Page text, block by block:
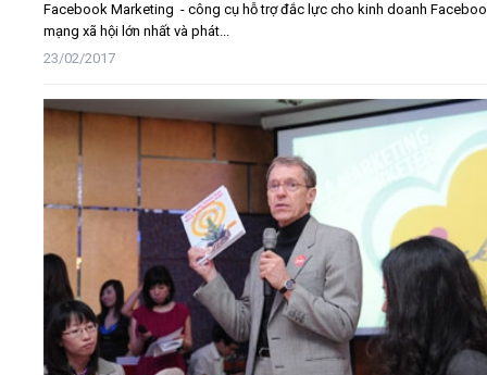
Facebook Marketing - công cụ hỗ trợ đắc lực cho kinh doanh
mạng xã hội lớn nhất và phát...
23/02/2017